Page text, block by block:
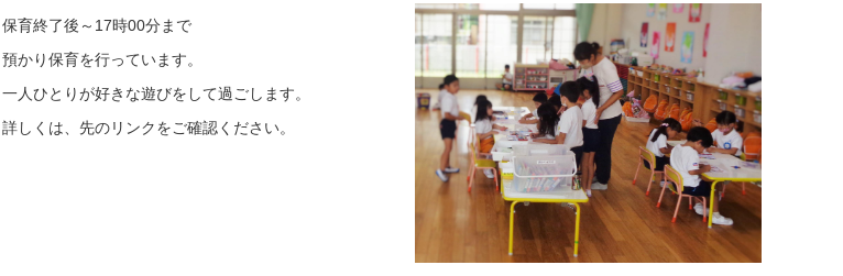
保育終了後～17時00分まで
預かり保育を行っています。
一人ひとりが好きな遊びをして過ごします。
詳しくは、先のリンクをご確認ください。